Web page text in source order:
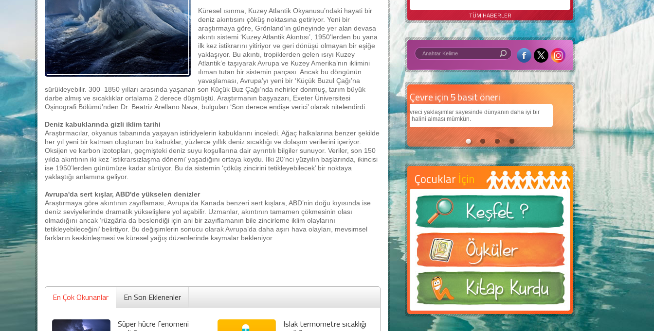
Küresel ısınma, Kuzey Atlantik Okyanusu’ndaki hayati bir
deniz akıntısını çöküş noktasına getiriyor. Yeni bir
araştırmaya göre, Grönland’ın güneyinde yer alan devasa
akıntı sistemi ‘Kuzey Atlantik Akıntısı’, 1950’lerden bu yana
ilk kez istikrarını yitiriyor ve geri dönüşü olmayan bir eşiğe
yaklaşıyor. Bu akıntı, tropiklerden gelen ısıyı Kuzey
Atlantik’e taşıyarak Avrupa ve Kuzey Amerika’nın iklimini
ılıman tutan bir sistemin parçası. Ancak bu döngünün
yavaşlaması, Avrupa’yı yeni bir ‘Küçük Buzul Çağı’na
sürükleyebilir. 300–1850 yılları arasında yaşanan son Küçük Buz Çağı’nda nehirler donmuş, tarım büyük
darbe almış ve sıcaklıklar ortalama 2 derece düşmüştü. Araştırmanın başyazarı, Exeter Üniversitesi
Oşinografi Bölümü’nden Dr. Beatriz Arellano Nava, bulguları ‘Son derece endişe verici’ olarak nitelendirdi.
Deniz kabuklarında gizli iklim tarihi
Araştırmacılar, okyanus tabanında yaşayan istiridyelerin kabuklarını inceledi. Ağaç halkalarına benzer şekilde
her yıl yeni bir katman oluşturan bu kabuklar, yüzlerce yıllık deniz sıcaklığı ve dolaşım verilerini içeriyor.
Oksijen ve karbon izotopları, geçmişteki deniz suyu koşullarına dair ayrıntılı bilgiler sunuyor. Veriler, son 150
yılda akıntının iki kez ‘istikrarsızlaşma dönemi’ yaşadığını ortaya koydu. İlki 20’nci yüzyılın başlarında, ikincisi
ise 1950’lerden günümüze kadar sürüyor. Bu da sistemin ‘çöküş zincirini tetikleyebilecek’ bir noktaya
yaklaştığı anlamına geliyor.
Avrupa'da sert kışlar, ABD'de yükselen denizler
Araştırmaya göre akıntının zayıflaması, Avrupa’da Kanada benzeri sert kışlara, ABD’nin doğu kıyısında ise
deniz seviyelerinde dramatik yükselişlere yol açabilir. Uzmanlar, akıntının tamamen çökmesinin olası
olmadığını ancak ‘rüzgârla da beslendiği için ani bir zayıflamanın bile zincirleme iklim olaylarını
tetikleyebileceğini’ belirtiyor. Bu değişimlerin sonucu olarak Avrupa’da daha aşırı hava olayları, mevsimsel
farkların keskinleşmesi ve küresel yağış düzenlerinde kaymalar bekleniyor.
En Çok Okunanlar En Son Eklenenler
Süper hücre fenomeni Islak termometre sıcaklığı
TÜM HABERLER
Çevre için 5 basit öneri
Çevreci yaklaşımlar
sayesinde dünyanın daha iyi bir
Daha iyi bir dünya için yapay zekâ
Çocuklarımıza daha güzel bir dünya bırakabilmek için
teknolojiden nasıl yararlanırız?
Çocuklar İçin